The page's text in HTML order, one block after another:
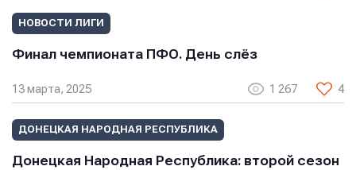
НОВОСТИ ЛИГИ
Финал чемпионата ПФО. День слёз
13 марта, 2025 1 267 4
ДОНЕЦКАЯ НАРОДНАЯ РЕСПУБЛИКА
Донецкая Народная Республика: второй сезон